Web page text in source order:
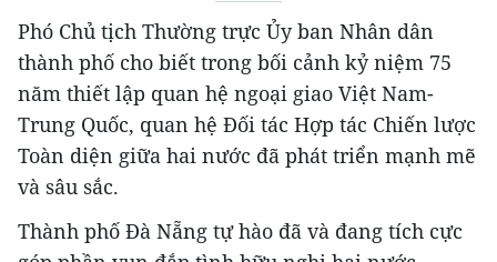
Phó Chủ tịch Thường trực Ủy ban Nhân dân
thành phố cho biết trong bối cảnh kỷ niệm 75
năm thiết lập quan hệ ngoại giao Việt Nam-
Trung Quốc, quan hệ Đối tác Hợp tác Chiến lược
Toàn diện giữa hai nước đã phát triển mạnh mẽ
và sâu sắc.
Thành phố Đà Nẵng tự hào đã và đang tích cực